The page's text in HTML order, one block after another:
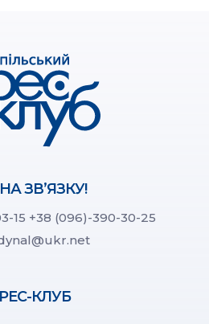
ЗВ’ЯЗКУ!
15 +38 (096)-390-30-25
КЛУБ